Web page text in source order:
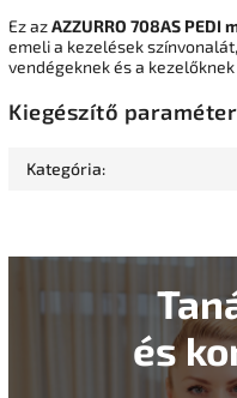
Ez azAZZURRO 708AS PEDI
emeli a kezelések
vendégeknek és a
Kiegészítő
Kategória:
és